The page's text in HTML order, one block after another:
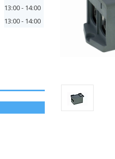
13:00
14:00
13:00
14:00